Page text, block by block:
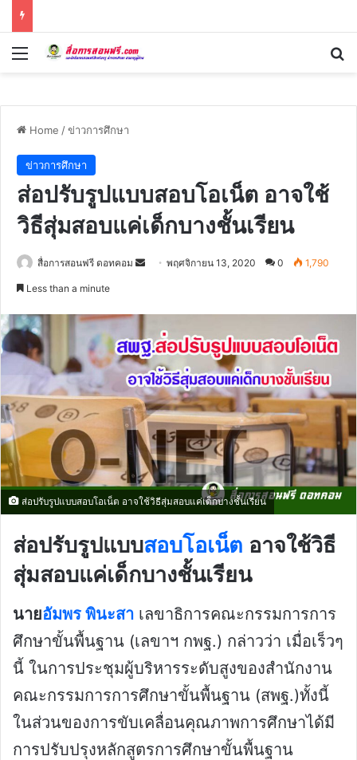
Menu
Home /ข่าวการศึกษา
ข่าวการศึกษา
ส่อปรับรูปแบบสอบโอเน็ต อาจใช้
วิธีสุ่มสอบแค่เด็กบางชั้นเรียน
สื่อการสอนฟรี ดอทคอม
Sendพฤศจิกายน 13, 2020 0 1,790
Less than a minute
ส่อปรับรูปแบบสอบโอเน็ต อาจใช้วิธีสุ่มสอบแค่เด็กบางชั้นเรียน
ส่อปรับรูปแบบสอบโอเน็ต อาจใช้วิธี
สุ่มสอบแค่เด็กบางชั้นเรียน
นายอัมพร พินะสา เลขาธิการคณะกรรมการการ
ศึกษาขั้นพื้นฐาน (เลขาฯ กพฐ.) กล่าวว่า เมื่อเร็วๆ
นี้ ในการประชุมผู้บริหารระดับสูงของสำนักงาน
คณะกรรมการการศึกษาขั้นพื้นฐาน (สพฐ.)ทั้งนี้
ในส่วนของการขับเคลื่อนคุณภาพการศึกษาได้มี
การปรับปรุงหลักสูตรการศึกษาขั้นพื้นฐาน